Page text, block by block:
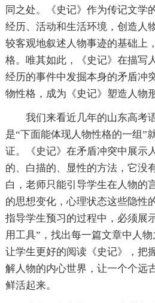
同之处。《史记》作为传记文学
经历、活动和生活环境，创造人
较客观地叙述人物事迹的基础上
格。唯其如此，《史记》在描写
经历的事件中发掘本身的矛盾冲
物性格，成为《史记》塑造人物
我们来看近几年的山东高考
是“下面能体现人物性格的一组”
证。《史记》在矛盾冲突中展示
的、白描的、显性的方法，它没
白，老师只能引导学生在人物的
的思想变化，心理状态这些隐性
指导学生预习的过程中，必须展
用工具”，找出每一篇文章中人
让学生更好的阅读《史记》，把
解人物的内心世界，让一个个远
鲜活起来。